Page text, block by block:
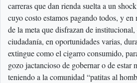
carreras que dan rienda suelta a un
cuyo costo estamos pagando todos, y
de la meta que disfrazan de
ciudadanía, en oportunidades varias,
extingue como el cigarro consumido,
gozo jactancioso de gobernar o de estar
teniendo a la comunidad “patitas al